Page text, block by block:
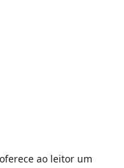
ao leitor um